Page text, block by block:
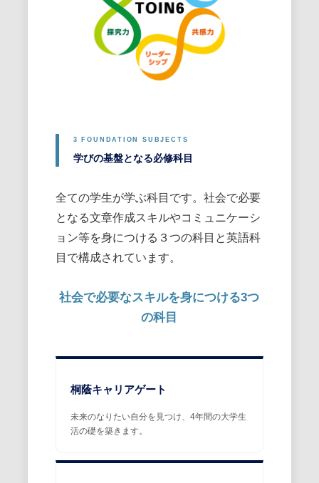
学びの基盤となる必修科目
全ての学生が学ぶ科目です。社会で必要
となる文章作成スキルやコミュニケーシ
ョン等を身につける３つの科目と英語科
目で構成されています。
社会で必要なスキルを身につける3つ
の科目
桐蔭キャリアゲート
未来のなりたい自分を見つけ、4年間の大学生
活の礎を築きます。